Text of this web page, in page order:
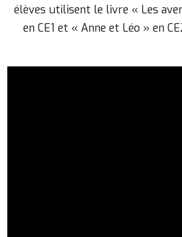
élèves utilisent le livre « Les
en CE1 et « Anne et Léo » en